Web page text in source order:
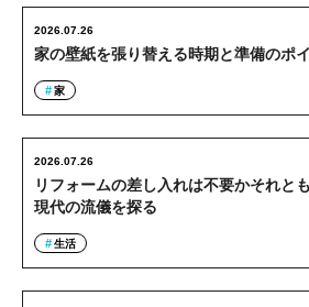
家の壁紙を張り替える時期と準備のポ
2026.07.26
家
リフォームの差し入れは不要かそれと
現代の流儀を探る
2026.07.26
生活